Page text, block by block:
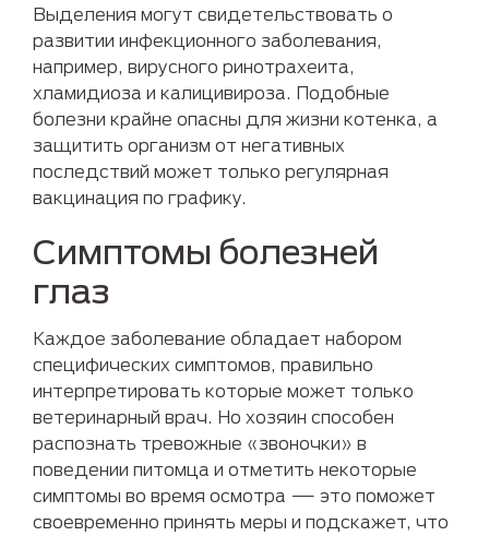
Выделения могут свидетельствовать о
развитии инфекционного заболевания,
например, вирусного ринотрахеита,
хламидиоза и калицивироза. Подобные
болезни крайне опасны для жизни котенка, а
защитить организм от негативных
последствий может только регулярная
вакцинация по графику.
Симптомы болезней
глаз
Каждое заболевание обладает набором
специфических симптомов, правильно
интерпретировать которые может только
ветеринарный врач. Но хозяин способен
распознать тревожные «звоночки» в
поведении питомца и отметить некоторые
симптомы во время осмотра — это поможет
своевременно принять меры и подскажет, что